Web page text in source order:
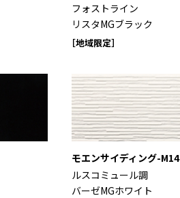
フォストライン
リスタMGブラック
［地域限定］
モエンサイディング-M14
ルスコミュール調
バーゼMGホワイト